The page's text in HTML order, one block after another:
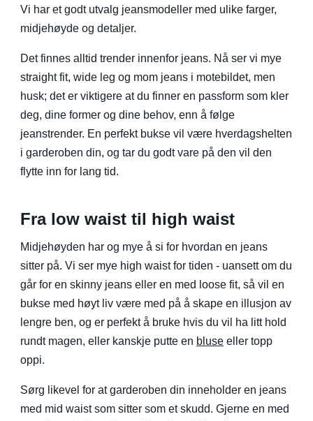
Vi har et godt utvalg jeansmodeller med ulike farger,
midjehøyde og detaljer.
Det finnes alltid trender innenfor jeans. Nå ser vi mye
straight fit, wide leg og mom jeans i motebildet, men
husk; det er viktigere at du finner en passform som kler
deg, dine former og dine behov, enn å følge
jeanstrender. En perfekt bukse vil være hverdagshelten
i garderoben din, og tar du godt vare på den vil den
flytte inn for lang tid.
Fra low waist til high waist
Midjehøyden har og mye å si for hvordan en jeans
sitter på. Vi ser mye high waist for tiden - uansett om du
går for en skinny jeans eller en med loose fit, så vil en
bukse med høyt liv være med på å skape en illusjon av
lengre ben, og er perfekt å bruke hvis du vil ha litt hold
rundt magen, eller kanskje putte en bluse eller topp
oppi.
Sørg likevel for at garderoben din inneholder en jeans
med mid waist som sitter som et skudd. Gjerne en med